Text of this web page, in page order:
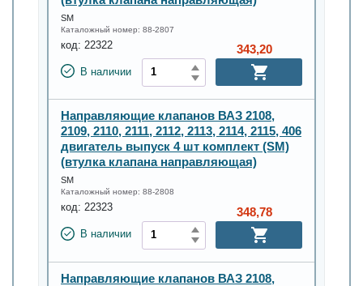
SM
Каталожный номер: 88-2807
код: 22322
В наличии
343,20
Направляющие клапанов ВАЗ 2108,
2109, 2110, 2111, 2112, 2113, 2114, 2115, 406
двигатель выпуск 4 шт комплект (SM)
(втулка клапана направляющая)
SM
Каталожный номер: 88-2808
код: 22323
В наличии
348,78
Направляющие клапанов ВАЗ 2108,